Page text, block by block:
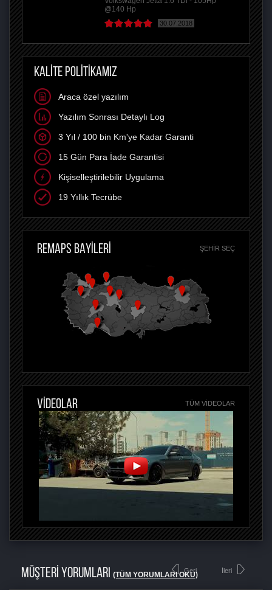
@140 Hp
30.07.2018
KALİTE POLİTİKAMIZ
Araca özel yazılım
Yazılım Sonrası Detaylı Log
3 Yıl / 100 bin Km'ye Kadar Garanti
15 Gün Para İade Garantisi
Kişiselleştirilebilir Uygulama
19 Yıllık Tecrübe
REMAPS BAYİLERİ ŞEHIR SEÇ
VİDEOLAR TÜM VIDEOLAR
MÜŞTERİ YORUMLARI (TÜM YORUMLARI OKU)
Geri İleri